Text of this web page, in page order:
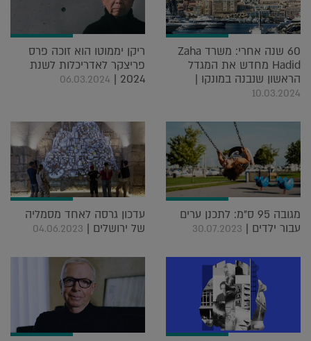
60 שנה אחרי: משרד Zaha
Hadid מחדש את המגדל
הראשון שנבנה במונקו |
10.03.2024
ריקן יממוטו הוא זוכה פרס
פריצקר לאדריכלות לשנת
2024 |
06.03.2024
מגובה 95 ס"מ: לתכנן ערים
עבור ילדים | 30.07.2023
עדכון גרסה לאחד מסמליה
של ירושלים | 04.06.2023